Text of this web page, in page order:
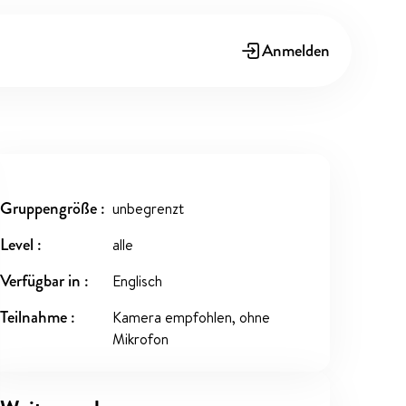
Anmelden
Gruppengröße unbegrenzt
Level alle
Verfügbar in Englisch
Teilnahme
Kamera empfohlen, ohne
Mikrofon